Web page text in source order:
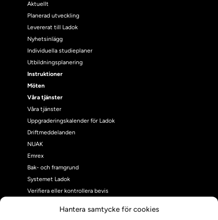
Hantera samtycke för cookies
Aktuellt
Planerad utveckling
Levererat till Ladok
Nyhetsinlägg
Individuella studieplaner
Utbildningsplanering
Instruktioner
Möten
Våra tjänster
Våra tjänster
Uppgraderingskalender för Ladok
Driftmeddelanden
NUAK
Emrex
Bak- och framgrund
Systemet Ladok
Verifiera eller kontrollera bevis